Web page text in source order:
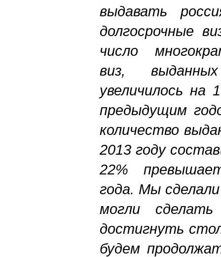
выдавать
долгосрочные
число
виз,
увеличилось на
предыдущим
количество
2013 году
22%
года. Мы
могли
достигнуть
будем